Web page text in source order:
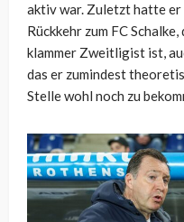
aktiv war. Zuletzt hatte
Rückkehr zum FC
klammer Zweitligist ist,
das er zumindest
Stelle wohl noch zu